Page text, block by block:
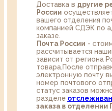
Доставка в другие
России
вашего отделения
компанией СДЭК по
заказе.
Почта России -
рассчитывается
зависит от региона
товара.После
электронную почту
номер почтового
статус заказов
разделе
заказа в отделении